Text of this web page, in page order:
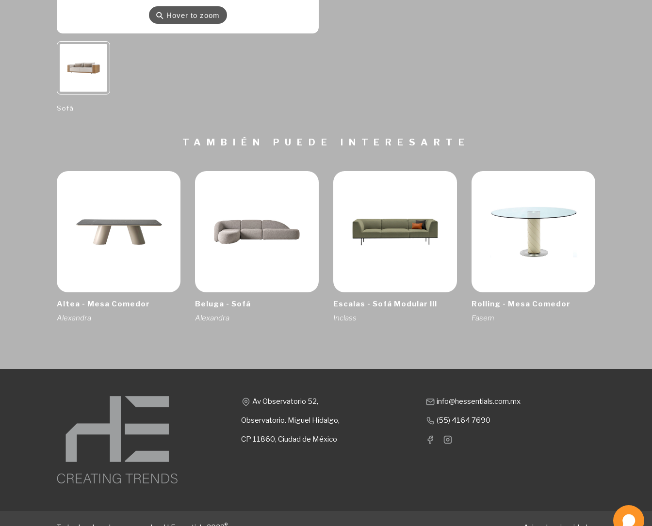
⚲ Hover to zoom
Sofá
TAMBIÉN PUEDE INTERESARTE
Altea - Mesa Comedor
Alexandra
Beluga - Sofá
Alexandra
Escalas - Sofá Modular III
Inclass
Rolling - Mesa Comedor
Fasem
Av Observatorio 52,
Observatorio. Miguel Hidalgo,
CP 11860, Ciudad de México
info@hessentials.com.mx
(55) 4164 7690